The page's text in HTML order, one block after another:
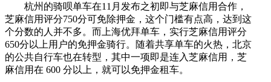
杭州的骑呗单车在11月发布之初即与芝麻信用合作，
芝麻信用评分750分可免除押金，这个门槛有点高，达到这
个分数的人并不多。而上海优拜单车，实行芝麻信用评分
650分以上用户的免押金骑行。随着共享单车的火热，北京
的公共自行车也在转型，其中一项即是连入芝麻信用，芝
麻信用在 600 分以上，就可以免押金租车。